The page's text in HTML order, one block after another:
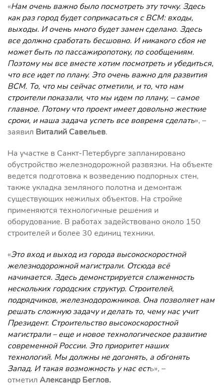
«Нам очень важно было посмотреть эту точку. Здесь
как раз город будет соприкасаться с ВСМ: входы,
выходы. И очень много будет замен сделано. Здесь
все должно сработать бесшовно. И никакого сбоя не
может быть по пассажиропотоку, по сообщениям.
Поэтому мы все вместе хотим посмотреть и убедиться,
что все идет по плану. Это очень важно для развития
ВСМ. То, что мы сейчас отметили, и то, что нам
строители показали, что мы идем по плану, –самое
главное. Потому что проект имеет довольно жесткие
сроки, и наша задача успеть все вовремя сделать», –
заявил Виталий Савельев.
На участке в Санкт-Петербурге запланировано
обустройство железнодорожной развязки. На объекте
ведется подготовка к возведению подпорных стен,
также укладка земляного полотна и демонтаж
существующих нежилых объектов. На стройке
применяются технологичные решения и
оборудование. В работах задействовано около 150
строителей и более 30 единиц техники.
«Это вход и выход из города высокоскоростной
железнодорожной магистрали. Отсюда всё
начинается. Здесь демонстрируется слаженность
нескольких городских структур. Строителей,
подрядчиков, железнодорожников. Она позволяет нам
решать сложную задачу и делать то, чему нас учит
Президент. Строительство высокоскоростной
магистрали–еще и новое технологическое развитие
современной России. Это приоритет наших
технологий. Мы должны не догонять, а обгонять
Запад. И такая возможность у нас есть», –
отметил Александр Беглов.